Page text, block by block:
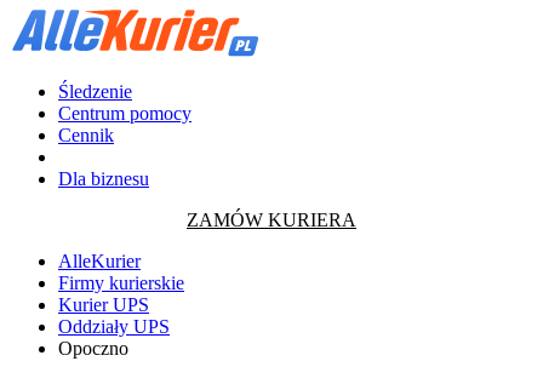
Śledzenie
Centrum pomocy
Cennik
Dla biznesu
ZAMÓW KURIERA
AlleKurier
Firmy kurierskie
Kurier UPS
Oddziały UPS
Opoczno